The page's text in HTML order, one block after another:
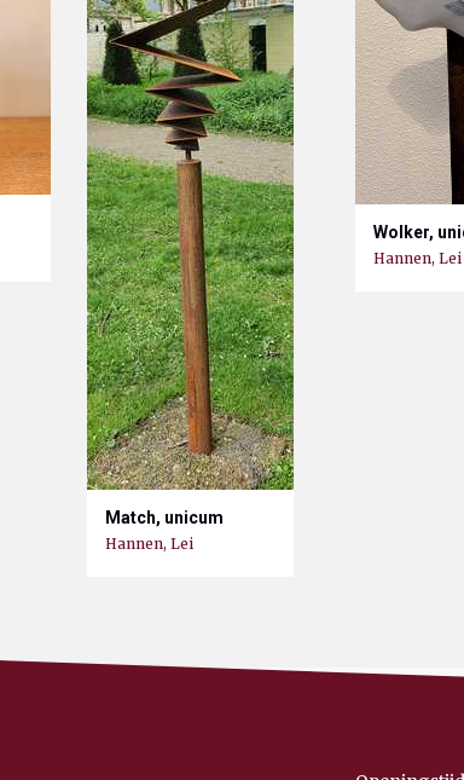
Match, unicum
Hannen, Lei
Wolker,
Hannen, Lei